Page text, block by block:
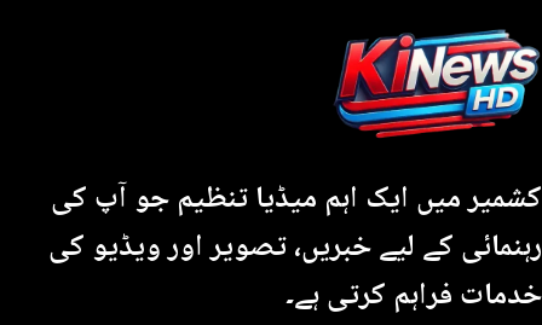
کشمیر میں ایک اہم میڈیا تنظیم جو آپ کی
رہنمائی کے لیے خبریں، تصویر اور ویڈیو کی
خدمات فراہم کرتی ہے۔